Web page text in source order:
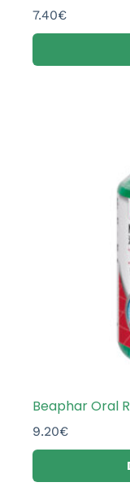
7.40€
Beaphar Oral
9.20€